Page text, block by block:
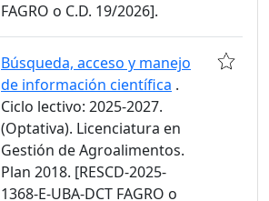
FAGRO o C.D. 19/2026].
Búsqueda, acceso y manejo
de información científica .
Ciclo lectivo: 2025-2027.
(Optativa). Licenciatura en
Gestión de Agroalimentos.
Plan 2018. [RESCD-2025-
1368-E-UBA-DCT FAGRO o